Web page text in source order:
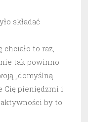
składać
to raz,
tak powinno
„domyślną
Cię pieniędzmi i
by to